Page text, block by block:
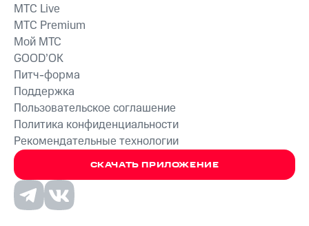
СКАЧАТЬ ПРИЛОЖЕНИЕ
MTС Live
MTС Premium
Мой МТС
GOOD’OK
Питч-форма
Поддержка
Пользовательское соглашение
Политика конфиденциальности
Рекомендательные технологии